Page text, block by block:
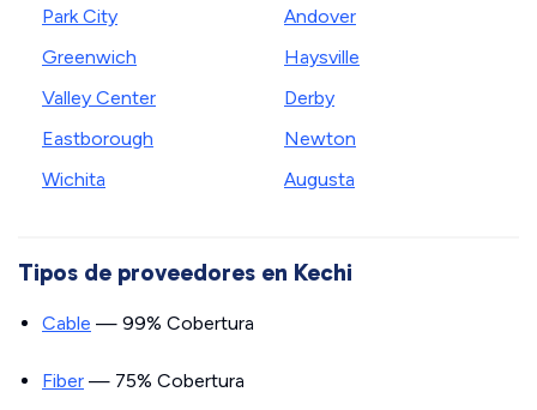
Park City
Greenwich
Valley Center
Eastborough
Wichita
Andover
Haysville
Derby
Newton
Augusta
Tipos de proveedores en Kechi
Cable — 99% Cobertura
Fiber — 75% Cobertura